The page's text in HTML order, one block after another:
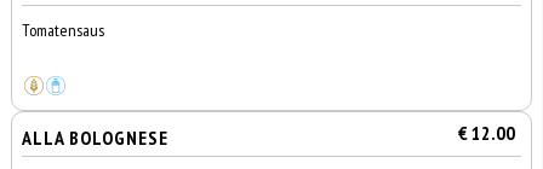
Tomatensaus
ALLA BOLOGNESE € 12.00